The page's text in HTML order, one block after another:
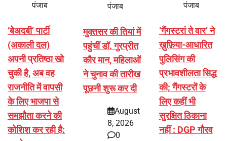
पंजाब
‘बेअदबी’ पार्टी
(अकाली दल)
अपनी प्रतिष्ठा खो
चुकी है, अब वह
राजनीति में वापसी
के लिए भाजपा से
समझौता करने की
कोशिश कर रही है:
पंजाब
मुक्तसर की तियां में
पहुंचीं डॉ. गुरप्रीत
कौर मान, महिलाओं
ने चुनाव की तारीख
पूछनी शुरू कर दी
August
8, 2026
0
पंजाब
‘गैंगस्टरां ते वार’ ने
ख़ुफ़िया-आधारित
पुलिसिंग की
प्रभावशीलता सिद्ध
की; गैंगस्टरों के
लिए कहीं भी
सुरक्षित ठिकाना
नहीं : DGP गौरव